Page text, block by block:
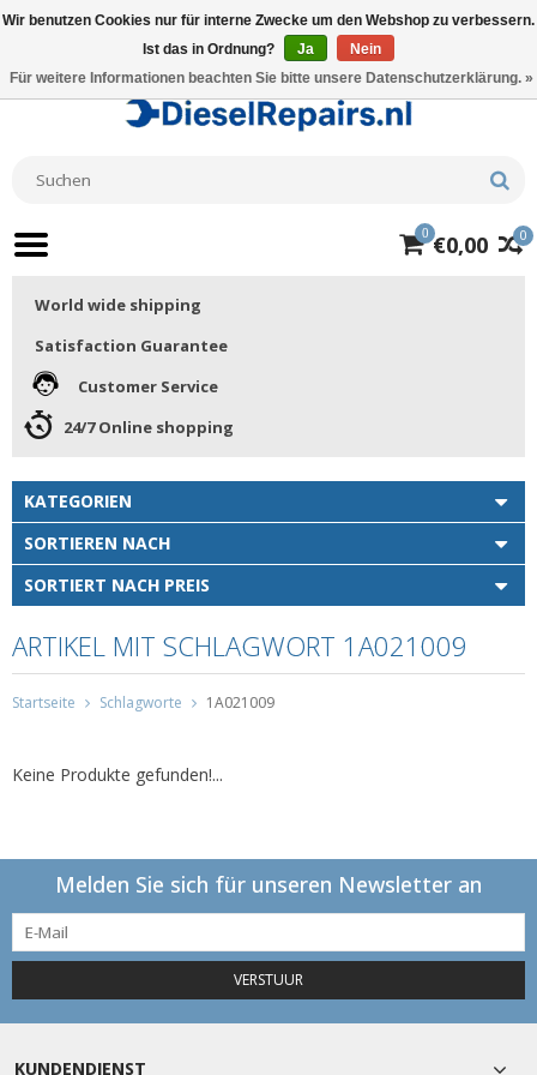
0
0 €0,00
World wide shipping
Satisfaction Guarantee
Customer Service
24/7 Online shopping
KATEGORIEN
SORTIEREN NACH
SORTIERT NACH PREIS
ARTIKEL MIT SCHLAGWORT 1A021009
Startseite Schlagworte 1A021009
Keine Produkte gefunden!...
Melden Sie sich für unseren Newsletter an
VERSTUUR
KUNDENDIENST
Wir benutzen Cookies nur für interne Zwecke um den Webshop zu verbessern.
Ist das in Ordnung?
Ja
Nein
Für weitere Informationen beachten Sie bitte unsere Datenschutzerklärung. »